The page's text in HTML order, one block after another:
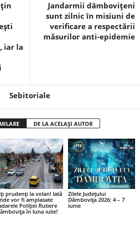
iar la
Jandarmii dâmbovițeni
sunt zilnic în misiuni de
verificare a respectării
măsurilor anti-epidemie
Sebitoriale
DE LA ACELAȘI AUTOR
prudenți la volan! Iată
vor fi amplasate
Poliției Rutiere
în luna iulie!
Zilele Județului
Dâmbovița 2026: 4 – 7
iunie